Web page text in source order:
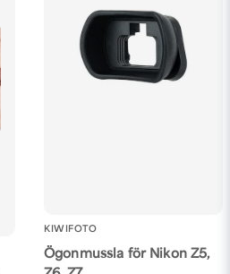
KIWIFOTO
Ögonmussla för Nikon Z5,